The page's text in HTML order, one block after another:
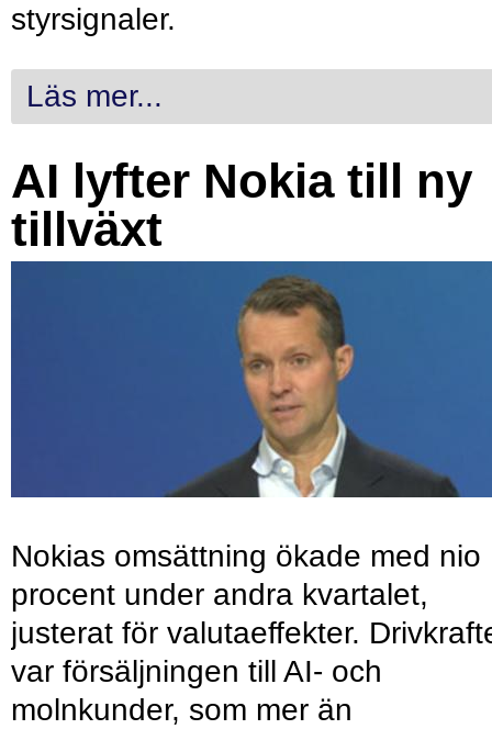
styrsignaler.
Läs mer...
AI lyfter Nokia till ny
tillväxt
Nokias omsättning ökade med nio
procent under andra kvartalet,
justerat för valutaeffekter.
var försäljningen till AI- och
molnkunder, som mer än